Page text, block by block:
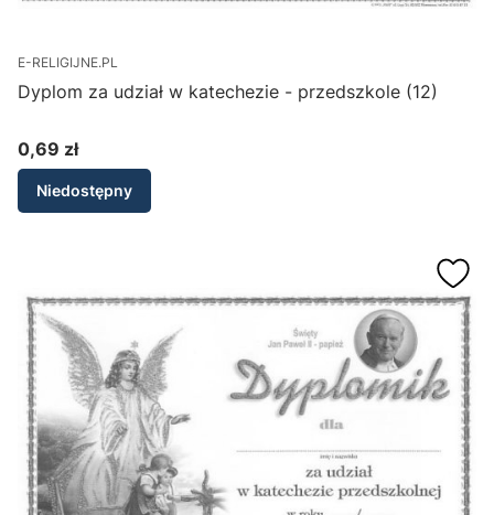
E-RELIGIJNE.PL
Dyplom za udział w katechezie - przedszkole (12)
Cena
0,69 zł
Niedostępny